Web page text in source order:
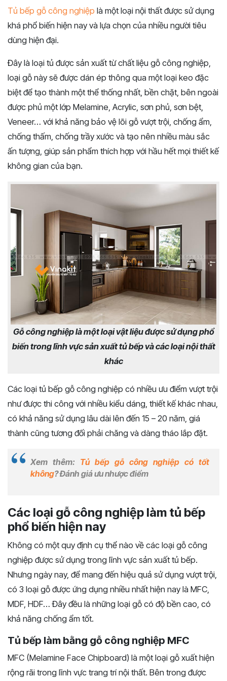
Tủ bếp gỗ công nghiệp là một loại nội thất được sử dụng
khá phổ biến hiện nay và lựa chọn của nhiều người tiêu
dùng hiện đại.
Đây là loại tủ được sản xuất từ chất liệu gỗ công nghiệp,
loại gỗ này sẽ được dán ép thông qua một loại keo đặc
biệt để tạo thành một thể thống nhất, bền chặt, bên ngoài
được phủ một lớp Melamine, Acrylic, sơn phủ, sơn bệt,
Veneer… với khả năng bảo vệ lõi gỗ vượt trội, chống ẩm,
chống thấm, chống trầy xước và tạo nên nhiều màu sắc
ấn tượng, giúp sản phẩm thích hợp với hầu hết mọi thiết kế
không gian của bạn.
Gỗ công nghiệp là một loại vật liệu được sử dụng phổ
biến trong lĩnh vực sản xuất tủ bếp và các loại nội thất
khác
Các loại tủ bếp gỗ công nghiệp có nhiều ưu điểm vượt trội
như được thi công với nhiều kiểu dáng, thiết kế khác nhau,
có khả năng sử dụng lâu dài lên đến 15 – 20 năm, giá
thành cũng tương đối phải chăng và dàng tháo lắp đặt.
Xem thêm: Tủ bếp gỗ công nghiệp có tốt
không? Đánh giá ưu nhược điểm
Các loại gỗ công nghiệp làm tủ bếp
phổ biến hiện nay
Không có một quy định cụ thể nào về các loại gỗ công
nghiệp được sử dụng trong lĩnh vực sản xuất tủ bếp.
Nhưng ngày nay, để mang đến hiệu quả sử dụng vượt trội,
có 3 loại gỗ được ứng dụng nhiều nhất hiện nay là MFC,
MDF, HDF… Đây đều là những loại gỗ có độ bền cao, có
khả năng chống ẩm tốt.
Tủ bếp làm bằng gỗ công nghiệp MFC
MFC (Melamine Face Chipboard) là một loại gỗ xuất hiện
rộng rãi trong lĩnh vực trang trí nội thất. Bên trong được